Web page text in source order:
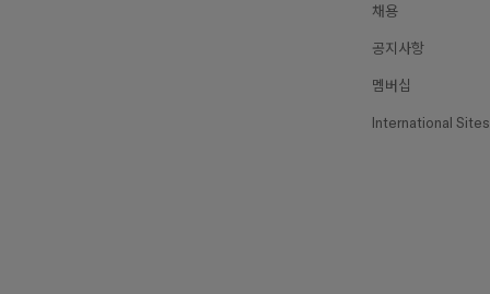
채용
공지사항
멤버십
International Sites